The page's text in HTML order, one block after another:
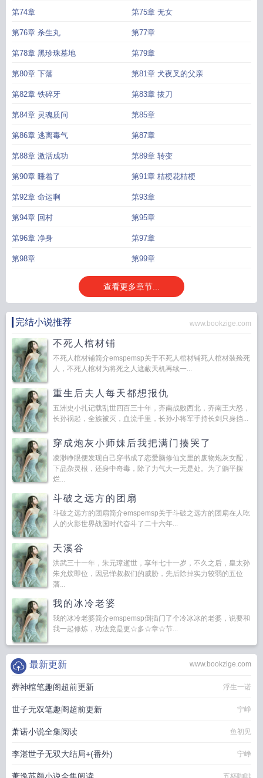
第74章 第75章 无女
第76章 杀生丸 第77章
第78章 黑珍珠墓地 第79章
第80章 下落 第81章 犬夜叉的父亲
第82章 铁碎牙 第83章 拔刀
第84章 灵魂质问 第85章
第86章 逃离毒气 第87章
第88章 激活成功 第89章 转变
第90章 睡着了 第91章 桔梗花桔梗
第92章 命运啊 第93章
第94章 回村 第95章
第96章 净身 第97章
第98章 第99章
查看更多章节...
完结小说推荐 www.bookzige.com
不死人棺材铺
不死人棺材铺简介emspemsp关于不死人棺材铺死人棺材装殓死
人，不死人棺材为将死之人遮蔽天机再续一...
重生后夫人每天都想报仇
五洲史小扎记载乱世四百三十年，齐南战败西北，齐南王大怒，
长孙祸起，全族被灭，血流千里，长孙小将军手持长剑只身挡...
穿成炮灰小师妹后我把满门揍哭了
凌渺睁眼便发现自己穿书成了恋爱脑修仙文里的废物炮灰女配，
下品杂灵根，还身中奇毒，除了力气大一无是处。为了躺平摆
烂...
斗破之远方的团扇
斗破之远方的团扇简介emspemsp关于斗破之远方的团扇在人吃
人的火影世界战国时代奋斗了二十六年...
天溪谷
洪武三十一年，朱元璋逝世，享年七十一岁，不久之后，皇太孙
朱允炆即位，因忌惮叔叔们的威胁，先后除掉实力较弱的五位
藩...
我的冰冷老婆
我的冰冷老婆简介emspemsp倒插门了个冷冰冰的老婆，说要和
我一起修炼，功法竟是更☆多☆章☆节...
www.bookzige.com
最新更新
葬神棺笔趣阁超前更新 浮生一诺
世子无双笔趣阁超前更新 宁峥
萧诺小说全集阅读 鱼初见
李湛世子无双大结局+(番外) 宁峥
五杯咖啡